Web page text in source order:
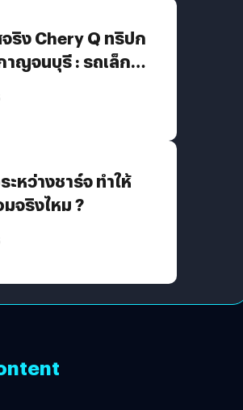
ริง Chery Q ทริปก
าญจนบุรี : รถเล็ก
ว
ะหว่างชาร์จ ทำให้
จริงไหม ?